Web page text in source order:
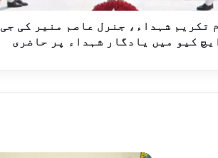
درخواست خارج
تکریم شہداء، جنرل عاصم منیر کی جی
ایچ کیو میں یادگار شہداء پر حاضری